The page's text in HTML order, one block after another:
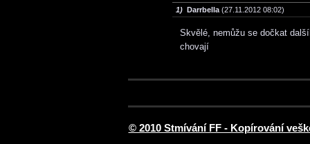
1) Darrbella (27.11.2012 08:02)
Skvělé, nemůžu se dočkat
chovají
© 2010 Stmívání FF - Kopírování